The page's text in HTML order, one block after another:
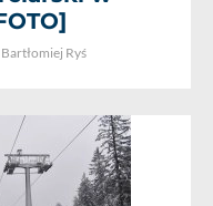
Bartłomiej Ryś